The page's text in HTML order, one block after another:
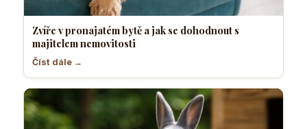
Zvíře v pronajatém bytě a jak se dohodnout s
majitelem nemovitosti
Číst dále →